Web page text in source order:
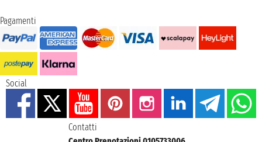
Pagamenti
Social
Contatti